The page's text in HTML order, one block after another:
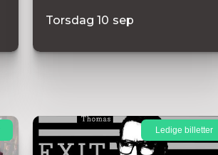
Torsdag 10 sep
Ledige billetter